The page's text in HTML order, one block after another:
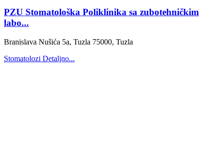
PZU Stomatološka Poliklinika sa zubotehničkim
labo...
Branislava Nušića 5a, Tuzla 75000, Tuzla
Stomatolozi Detaljno...